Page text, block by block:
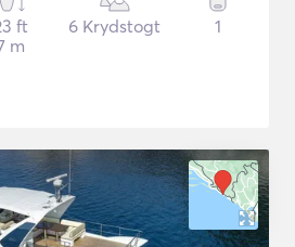
ft
m
6 Krydstogt 1